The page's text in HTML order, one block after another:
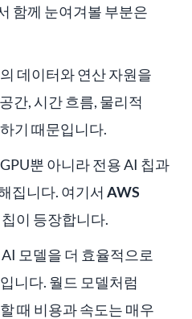
함께 눈여겨볼 부분은
데이터와 연산 자원을
간, 시간 흐름, 물리적
기 때문입니다.
뿐 아니라 전용 AI 칩과
집니다. 여기서 AWS
이 등장합니다.
모델을 더 효율적으로
니다. 월드 모델처럼
때 비용과 속도는 매우